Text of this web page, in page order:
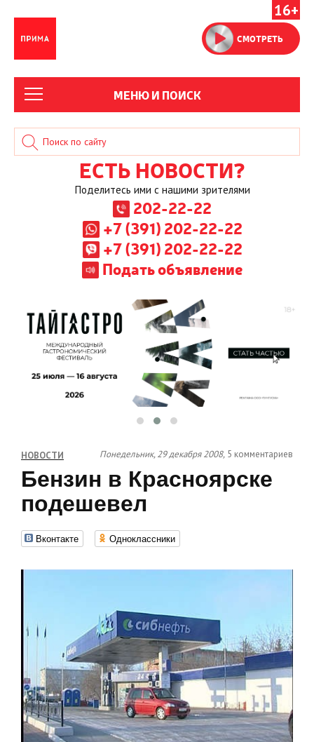
16+
СМОТРЕТЬ
МЕНЮ И ПОИСК
ЕСТЬ НОВОСТИ?
Поделитесь ими с нашими зрителями
202-22-22
+7 (391) 202-22-22
+7 (391) 202-22-22
Подать объявление
НОВОСТИ Понедельник, 29 декабря 2008, 5 комментариев
Бензин в Красноярске
подешевел
Вконтакте Одноклассники